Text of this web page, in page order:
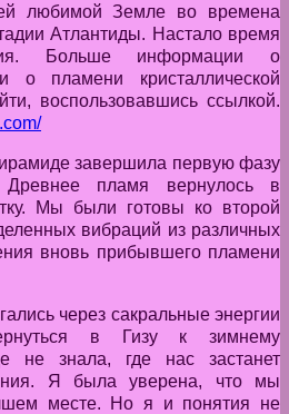
любимой Земле во времена
Атлантиды. Настало время
Больше информации о
о пламени кристаллической
воспользовавшись ссылкой.
завершила первую фазу
Древнее пламя вернулось в
Мы были готовы ко второй
вибраций из различных
вновь прибывшего пламени
через сакральные энергии
в Гизу к зимнему
не знала, где нас застанет
Я была уверена, что мы
месте. Но я и понятия не